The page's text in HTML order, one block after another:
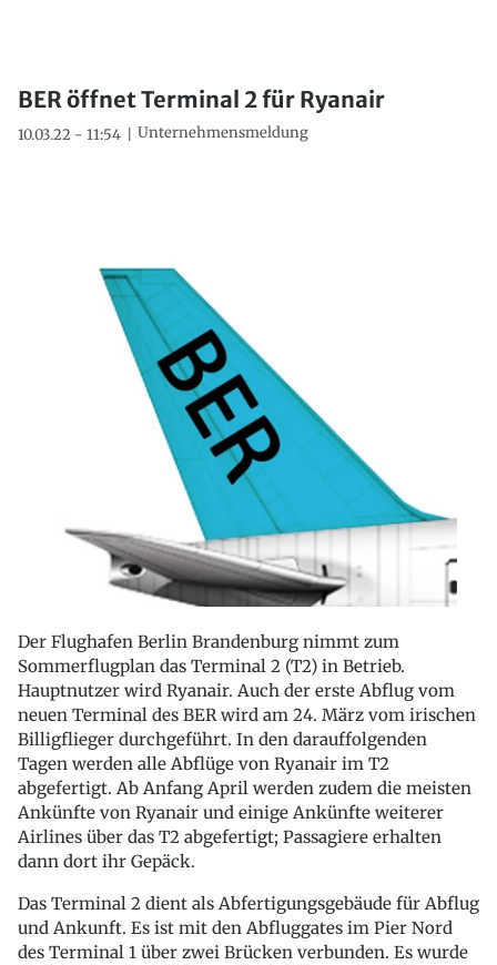
BER öffnet Terminal 2 für Ryanair
10.03.22 - 11:54 Unternehmensmeldung
Der Flughafen Berlin Brandenburg nimmt zum
Sommerflugplan das Terminal 2 (T2) in Betrieb.
Hauptnutzer wird Ryanair. Auch der erste Abflug vom
neuen Terminal des BER wird am 24. März vom irischen
Billigflieger durchgeführt. In den darauffolgenden
Tagen werden alle Abflüge von Ryanair im T2
abgefertigt. Ab Anfang April werden zudem die meisten
Ankünfte von Ryanair und einige Ankünfte weiterer
Airlines über das T2 abgefertigt; Passagiere erhalten
dann dort ihr Gepäck.
Das Terminal 2 dient als Abfertigungsgebäude für Abflug
und Ankunft. Es ist mit den Abfluggates im Pier Nord
des Terminal 1 über zwei Brücken verbunden. Es wurde